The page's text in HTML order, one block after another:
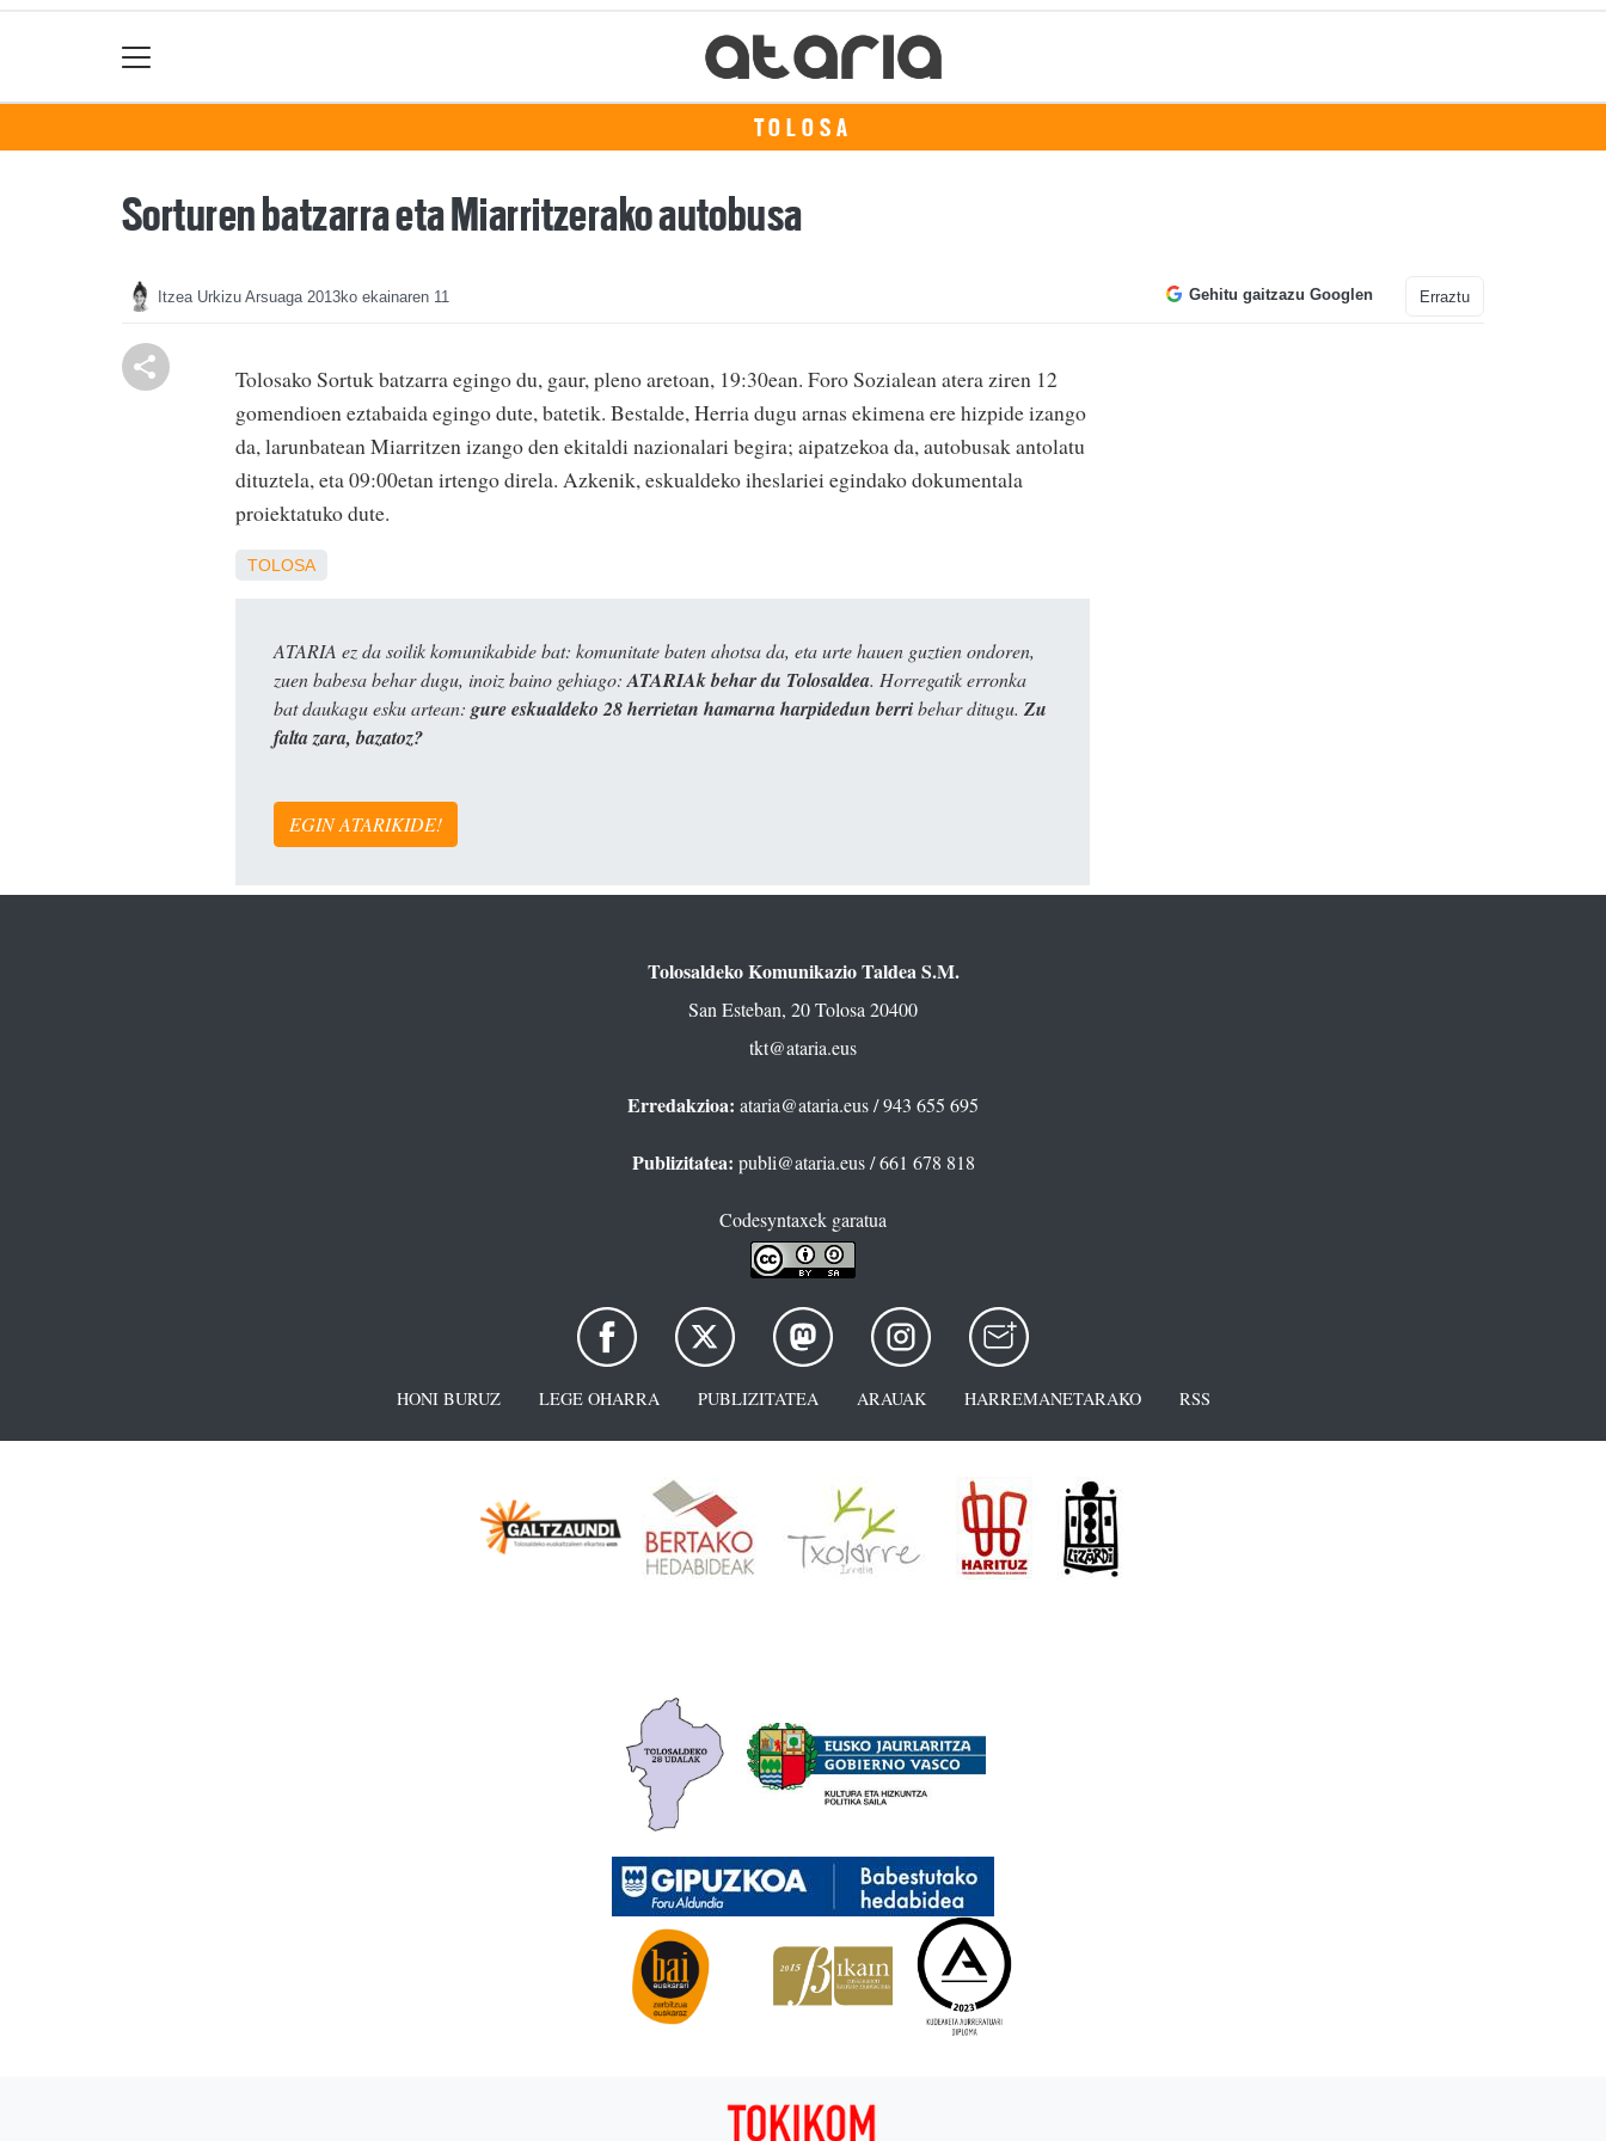
TOLOSA
Sorturen batzarra eta Miarritzerako autobusa
Itzea Urkizu Arsuaga 2013ko ekainaren 11 Gehitu gaitzazu Googlen Erraztu
Tolosako Sortuk batzarra egingo du, gaur, pleno aretoan, 19:30ean. Foro Sozialean atera ziren 12
gomendioen eztabaida egingo dute, batetik. Bestalde, Herria dugu arnas ekimena ere hizpide izango
da, larunbatean Miarritzen izango den ekitaldi nazionalari begira; aipatzekoa da, autobusak antolatu
dituztela, eta 09:00etan irtengo direla. Azkenik, eskualdeko iheslariei egindako dokumentala
proiektatuko dute.
TOLOSA
ATARIA ez da soilik komunikabide bat: komunitate baten ahotsa da, eta urte hauen guztien ondoren,
zuen babesa behar dugu, inoiz baino gehiago: ATARIAk behar du Tolosaldea. Horregatik erronka
bat daukagu esku artean: gure eskualdeko 28 herrietan hamarna harpidedun berribehar ditugu. Zu
falta zara, bazatoz?
EGIN ATARIKIDE!
Tolosaldeko Komunikazio Taldea S.M.
San Esteban, 20 Tolosa 20400
tkt@ataria.eus
Erredakzioa: ataria@ataria.eus/ 943 655 695
Publizitatea: publi@ataria.eus/ 661 678 818
Codesyntaxek garatua
HONI BURUZ LEGE OHARRA PUBLIZITATEA ARAUAK HARREMANETARAKO RSS